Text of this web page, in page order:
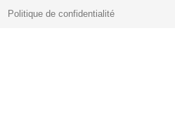
Politique de confidentialité